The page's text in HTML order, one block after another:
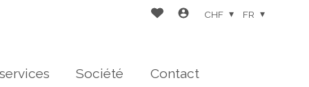
Société Contact
CHF FR